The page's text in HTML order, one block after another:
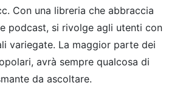
Con una libreria che abbraccia
podcast, si rivolge agli utenti con
variegate. La maggior parte dei
avrà sempre qualcosa di
da ascoltare.